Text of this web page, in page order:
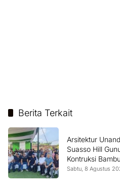
Berita Terkait
Arsitektur
Suasso Hill
Kontruksi
Sabtu, 8 Agustus